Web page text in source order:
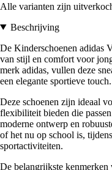
Alle varianten zijn
Beschrijving
De Kinderschoenen adidas
van stijl en comfort voor
merk adidas, vullen deze
een elegante sportieve touch.
Deze schoenen zijn ideaal
flexibiliteit bieden die
moderne ontwerp en
of het nu op school is,
sportactiviteiten.
De belangrijkste kenmerken